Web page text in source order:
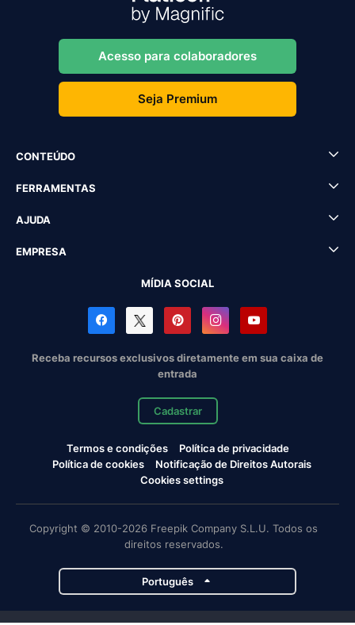
Acesso para colaboradores
Seja Premium
CONTEÚDO
FERRAMENTAS
AJUDA
EMPRESA
MÍDIA SOCIAL
Receba recursos exclusivos diretamente em sua caixa de
entrada
Cadastrar
Termos e condições
Política de privacidade
Política de cookies
Notificação de Direitos Autorais
Cookies settings
Copyright © 2010-2026 Freepik Company S.L.U. Todos os
direitos reservados.
Português